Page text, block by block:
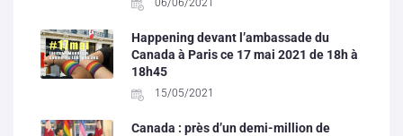
Happening devant l’ambassade du
Canada à Paris ce 17 mai 2021 de 18h à
18h45
15/05/2021
Canada : près d’un demi-million de